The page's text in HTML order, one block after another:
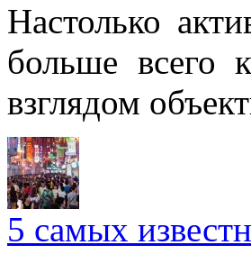
Настолько
больше
взглядом
5 самых